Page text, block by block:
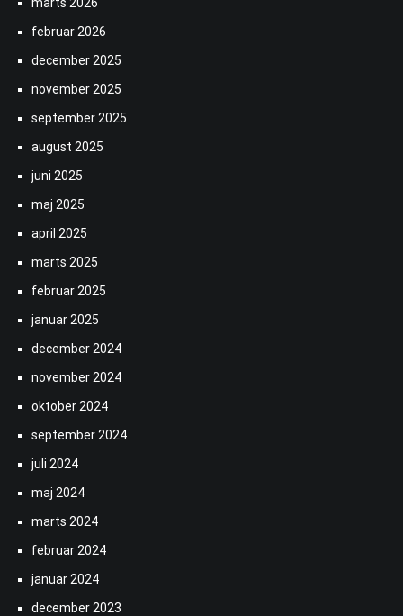
februar 2026
december 2025
november 2025
september 2025
august 2025
juni 2025
maj 2025
april 2025
marts 2025
februar 2025
januar 2025
december 2024
november 2024
oktober 2024
september 2024
juli 2024
maj 2024
marts 2024
februar 2024
januar 2024
december 2023